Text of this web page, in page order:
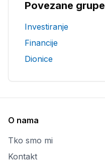
Povezane grupe
Investiranje
Financije
Dionice
O nama
Tko smo mi
Kontakt